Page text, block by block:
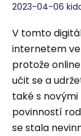
2023-04-06
V tomto
internetem ve
protože
učit se a
také s
povinností
se stala